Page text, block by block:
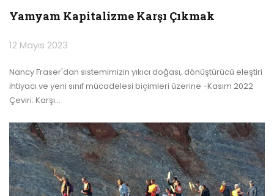
Yamyam Kapitalizme Karşı Çıkmak
12 Mayıs 2023
Nancy Fraser'dan sistemimizin yıkıcı doğası, dönüştürücü eleştiri
ihtiyacı ve yeni sınıf mücadelesi biçimleri üzerine -Kasım 2022
Çeviri: Karşı…